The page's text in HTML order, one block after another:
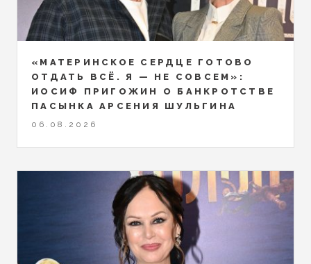
«МАТЕРИНСКОЕ СЕРДЦЕ ГОТОВО
ОТДАТЬ ВСЁ. Я — НЕ СОВСЕМ»:
ИОСИФ ПРИГОЖИН О БАНКРОТСТВЕ
ПАСЫНКА АРСЕНИЯ ШУЛЬГИНА
06.08.2026